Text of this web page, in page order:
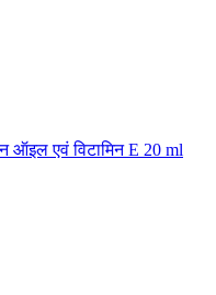
ऑइल एवं विटामिन E 20 ml